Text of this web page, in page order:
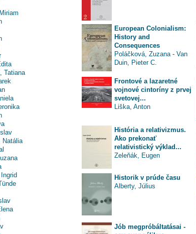
Tatiana
Natália
European Colonialism:
History and
Consequences
Poláčková, Zuzana - Van
Duin, Pieter C.
Frontové a lazaretné
vojnové cintoríny z prvej
svetovej...
Liška, Anton
História a relativizmus.
Ako prekonať
relativistický výklad...
Zeleňák, Eugen
Historik v prúde času
Alberty, Július
Jób megpróbáltatásai -